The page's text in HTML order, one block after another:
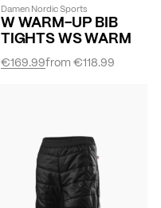
Damen Nordic Sports
W WARM-UP BIB
TIGHTS WS WARM
from€118.99
€169.99